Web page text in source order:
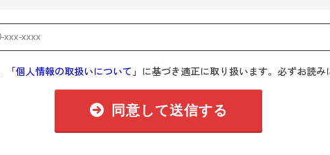
「個人情報の取扱いについて」 に基づき適正に取り扱います。必ずお読
同意して送信する